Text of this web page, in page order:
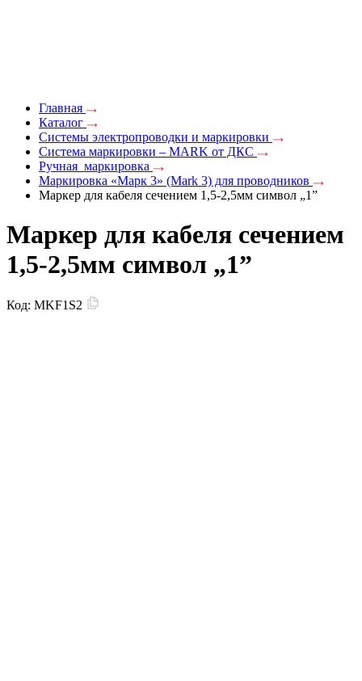
Главная
Каталог
Системы электропроводки и маркировки
Система маркировки – MARK от ДКС
Ручная маркировка
Маркировка «Марк 3» (Mark 3) для проводников
Маркер для кабеля сечением 1,5-2,5мм символ „1”
Маркер для кабеля сечением
1,5-2,5мм символ „1”
Код: MKF1S2